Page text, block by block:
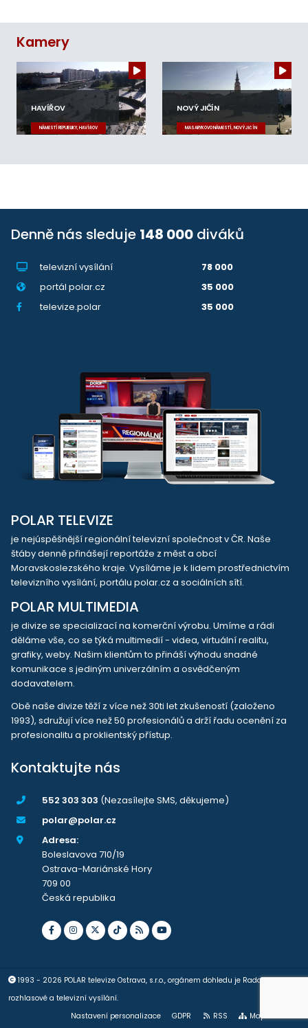
Kamery
HAVÍŘOV
NÁMĚSTÍ REPUBLIKY, HAVÍŘOV
NOVÝ JIČÍN
MASARYKOVO NÁMĚSTÍ, NOVÝ JIČÍN
Denně nás sleduje 148 000 diváků
televizní vysílání
78 000
portál polar.cz
35 000
televize.polar
35 000
POLAR TELEVIZE
je nejúspěšnější regionální televizní společnost v ČR. Naše
štáby denně přinášejí reportáže z měst a obcí
Moravskoslezského kraje. Vysíláme je k lidem prostřednictvím
televizního vysílání, portálu polar.cz a sociálních sítí.
POLAR MULTIMEDIA
je divize se specializací na komerční výrobu. Umíme a rádi
děláme vše, co se týká multimedií - videa, virtuální realitu,
grafiky, weby. Našim klientům to přináší výhodu snadné
komunikace s jediným univerzálním a osvědčeným
dodavatelem.
Obě naše divize těží z více než 30ti let zkušeností (založeno
1993), sdružují více než 50 profesionálů a drží řadu ocenění za
profesionalitu a proklientský přístup.
Kontaktujte nás
552 303 303 (Nezasílejte SMS, děkujeme)
polar@polar.cz
Adresa:
Boleslavova 710/19
Ostrava-Mariánské Hory
709 00
Česká republika
1993 - 2026 POLAR televize Ostrava, s.r.o., orgánem dohledu je Rada pro
rozhlasové a televizní vysílání.
Nastavení personalizace
GDPR RSS Mapa stránek